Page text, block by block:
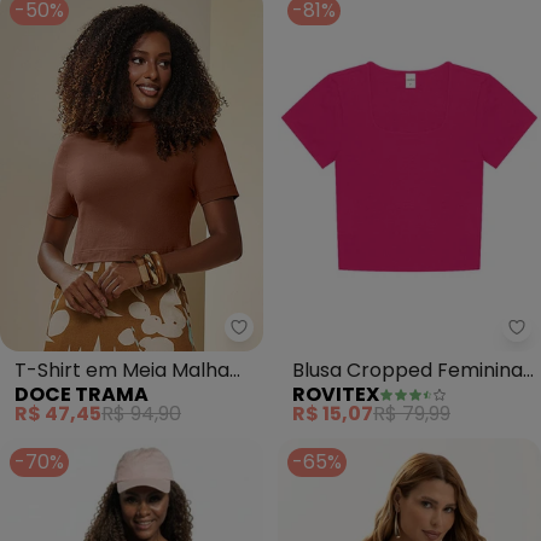
-50%
Doce Trama - T-Shirt em Meia
T-Shirt em Meia Malha
(Azul)
DOCE TRAMA
R$ 47,45R$ 94,90
-81%
Blusa Cropped Feminina
(Rosa)
ROVITEX
R$ 15,07R$ 79,99
-70%
-65%